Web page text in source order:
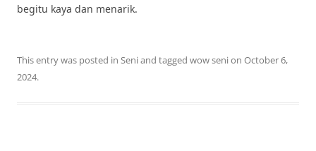
begitu kaya dan menarik.
This entry was posted in Seniand tagged wow senion October 6,
2024.